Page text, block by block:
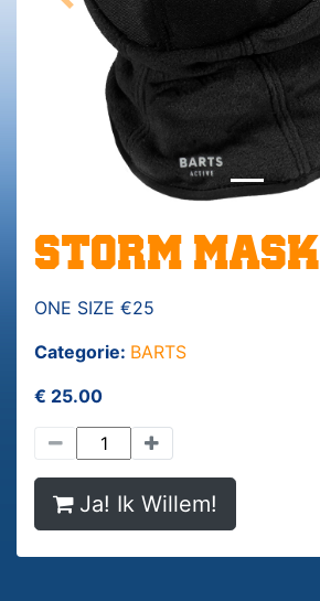
Previous
STORM MASK
ONE SIZE €25
Categorie: BARTS
€ 25.00
Ja! Ik Willem!